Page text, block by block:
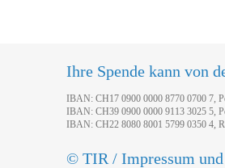
Ihre Spende kann von
IBAN: CH17 0900 0000 8770 0700 7,
IBAN: CH39 0900 0000 9113 3025 5,
IBAN: CH22 8080 8001 5799 0350 4,
© TIR / Impressum